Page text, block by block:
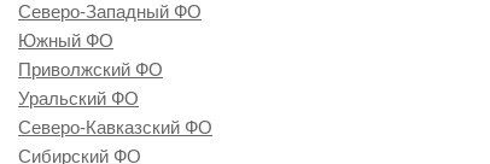
Северо-Западный ФО
Южный ФО
Приволжский ФО
Уральский ФО
Северо-Кавказский ФО
Сибирский ФО